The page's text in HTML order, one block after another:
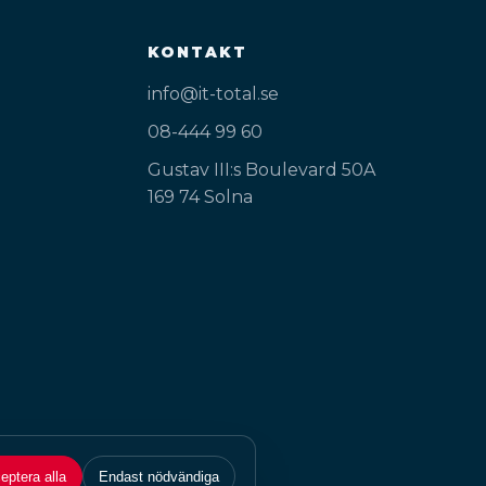
KONTAKT
info@it-total.se
08-444 99 60
Gustav III:s Boulevard 50A
169 74 Solna
alla Endast nödvändiga